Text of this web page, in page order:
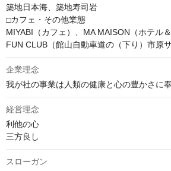
築地日本海、築地寿司岩
□カフェ・その他業態
MIYABI（カフェ）、MA MAISON（ホテル
FUN CLUB（館山自動車道の（下り）市原
企業理念
我が社の事業は人類の健康と心の豊かさに奉
経営理念
利他の心
三方良し
スローガン